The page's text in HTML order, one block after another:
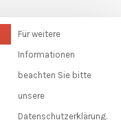
Für weitere
Informationen
beachten Sie bitte
unsere
Datenschutzerklärung.